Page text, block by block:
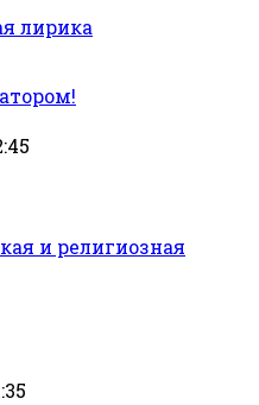
лирика
и религиозная